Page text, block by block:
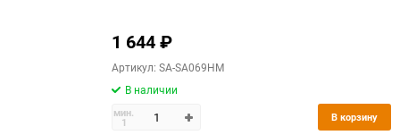
1 644₽
Артикул: SA-SA069HM
В наличии
мин.
1 В корзину